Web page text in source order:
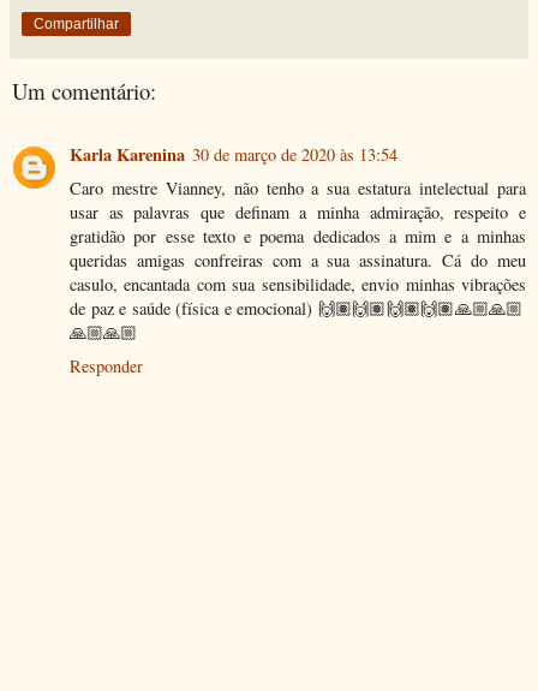
Compartilhar
Um comentário:
Karla Karenina 30 de março de 2020 às 13:54
Caro mestre Vianney, não tenho a sua estatura intelectual para
usar as palavras que definam a minha admiração, respeito e
gratidão por esse texto e poema dedicados a mim e a minhas
queridas amigas confreiras com a sua assinatura. Cá do meu
casulo, encantada com sua sensibilidade, envio minhas vibrações
de paz e saúde (física e emocional) 🙌🏽🙌🏽🙌🏽🙌🏽🙏🏼🙏🏼
🙏🏼🙏🏼
Responder